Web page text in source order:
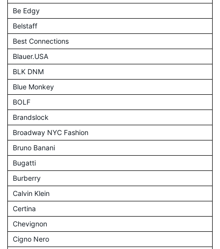
Be Edgy
Belstaff
Best Connections
Blauer.USA
BLK DNM
Blue Monkey
BOLF
Brandslock
Broadway NYC Fashion
Bruno Banani
Bugatti
Burberry
Calvin Klein
Certina
Chevignon
Cigno Nero